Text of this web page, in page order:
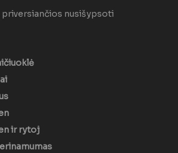
nusišypsoti
ir rytoj